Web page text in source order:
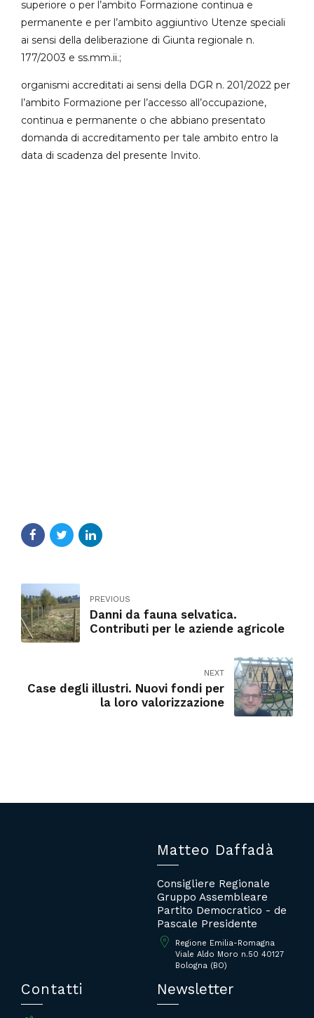
superiore o per l’ambito Formazione continua e
permanente e per l’ambito aggiuntivo Utenze speciali
ai sensi della deliberazione di Giunta regionale n.
177/2003 e ss.mm.ii.;
organismi accreditati ai sensi della DGR n. 201/2022 per
l’ambito Formazione per l’accesso all’occupazione,
continua e permanente o che abbiano presentato
domanda di accreditamento per tale ambito entro la
data di scadenza del presente Invito.
PREVIOUS
Danni da fauna selvatica.
Contributi per le aziende agricole
NEXT
Case degli illustri. Nuovi fondi per
la loro valorizzazione
Matteo Daffadà
Consigliere Regionale
Gruppo Assembleare
Partito Democratico - de
Pascale Presidente
Regione Emilia-Romagna
Viale Aldo Moro n.50 40127
Bologna (BO)
Contatti Newsletter